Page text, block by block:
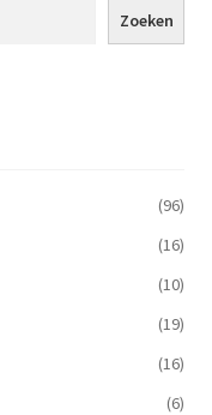
Zoeken
(96)
(16)
(10)
(19)
(16)
(6)